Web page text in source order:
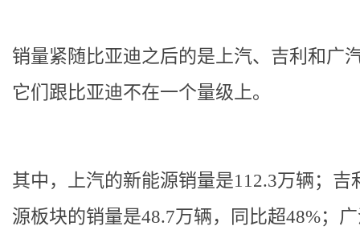
销量紧随比亚迪之后的是上汽、吉利和广
它们跟比亚迪不在一个量级上。
其中，上汽的新能源销量是112.3万辆；吉
源板块的销量是48.7万辆，同比超48%；